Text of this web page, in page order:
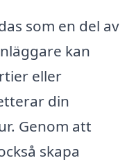
som en del av
kan
eller
din
Genom att
skapa